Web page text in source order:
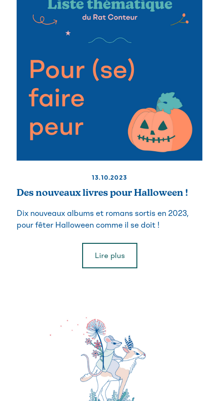
13.10.2023
Des nouveaux livres pour Halloween !
Dix nouveaux albums et romans sortis en 2023,
pour fêter Halloween comme il se doit !
Lire plus